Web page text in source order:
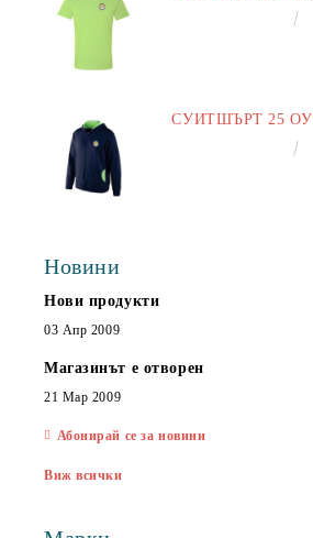
СУИТШЪРТ 25 ОУ
Новини
Нови продукти
03 Апр 2009
Магазинът е отворен
21 Мар 2009
Абонирай се за новини
Виж всички